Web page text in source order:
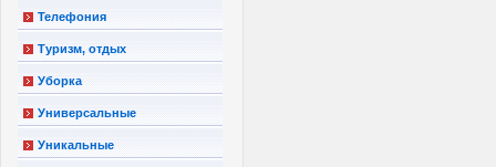
Телефония
Туризм, отдых
Уборка
Универсальные
Уникальные